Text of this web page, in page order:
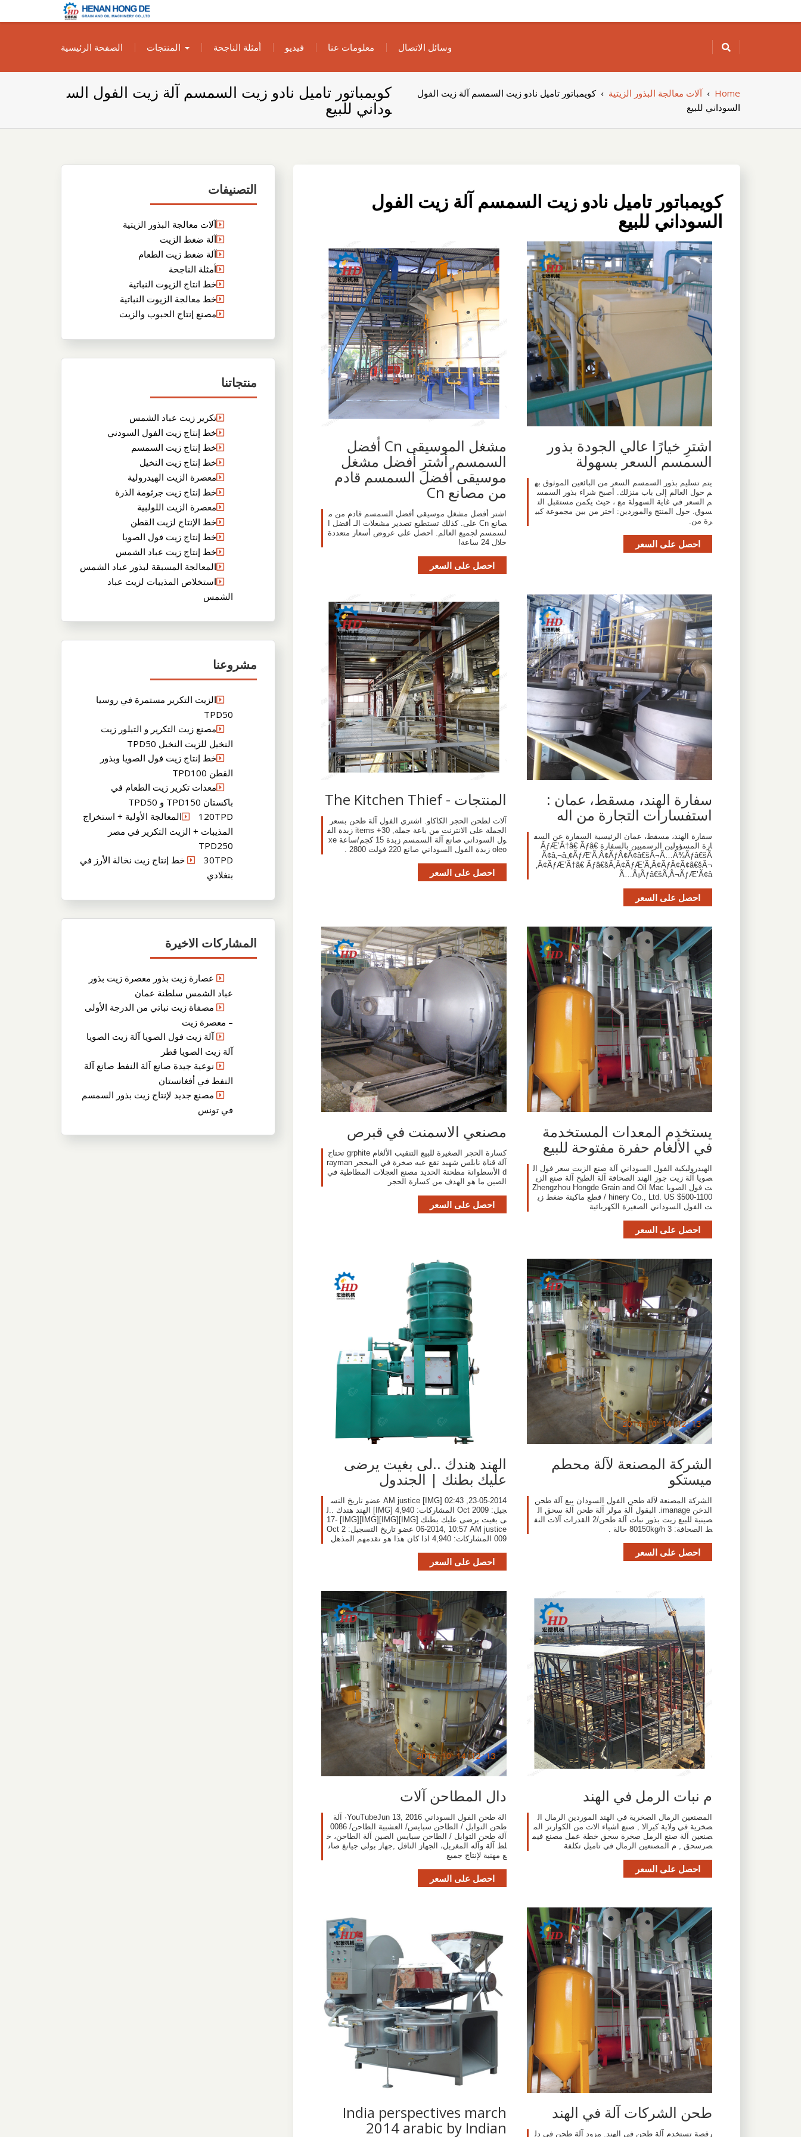
to
الزيوت النباتية
الخاص بك
الصفحة الرئيسية
المنتجات أمثلة الناجحة فيديو معلومات عنا وسائل الاتصال
كويمباتور تاميل نادو زيت السمسم آلة زيت الفول الس
وداني للبيع
Home
›آلات معالجة البذور الزيتية ›كويمباتور تاميل نادو زيت السمسم آلة زيت الفول
السوداني للبيع
التصنيفات
آلات معالجة البذور الزيتية
آلة ضغط الزيت
آلة ضغط زيت الطعام
أمثلة الناجحة
خط انتاج الزيوت النباتية
خط معالجة الزيوت النباتية
مصنع إنتاج الحبوب والزيت
منتجاتنا
تكرير زيت عباد الشمس
خط إنتاج زيت الفول السودني
خط إنتاج زيت السمسم
خط إنتاج زيت النخيل
معصرة الزيت الهيدرولية
خط إنتاج زيت جرثومة الذرة
معصرة الزيت اللولبية
خط الإنتاج لزيت القطن
خط إنتاج زيت فول الصويا
خط إنتاج زيت عباد الشمس
المعالجة المسبقة لبذور عباد الشمس
استخلاص المذيبات لزيت عباد
الشمس
مشروعنا
الزيت التكرير مستمرة في روسيا
TPD50
مصنع زيت التكرير و التبلور زيت
النخيل للزيت النخيل TPD50
خط إنتاج زيت فول الصويا وبذور
القطن TPD100
معدات تكرير زيت الطعام في
باكستان TPD150 و TPD50
120TPDالمعالجة الأولية + استخراج
المذيبات + الزيت التكرير في مصر
TPD250
30TPD خط إنتاج زيت نخالة الأرز في
بنغلادي
المشاركات الاخيرة
عصارة زيت بذور معصرة زيت بذور
عباد الشمس سلطنة عمان
مصفاة زيت نباتي من الدرجة الأولى
– معصرة زيت
آلة زيت فول الصويا آلة زيت الصويا
آلة زيت الصويا قطر
نوعية جيدة صانع آلة النفط صانع آلة
النفط في أفغانستان
مصنع جديد لإنتاج زيت بذور السمسم
في تونس
كويمباتور تاميل نادو زيت السمسم آلة زيت الفول
السوداني للبيع
اشترِ خيارًا عالي الجودة بذور
السمسم السعر بسهولة
يتم تسليم بذور السمسم السعر من البائعين الموثوق به
م حول العالم إلى باب منزلك. أصبح شراء بذور السمس
م السعر في غاية السهولة مع ، حيث يكمن مستقبل الت
سوق. حول المنتج والموردين: اختر من بين مجموعة كبي
رة من.
احصل على السعر
مشغل الموسيقى Cn أفضل
السمسم, أشترِ أفضل مشغل
موسيقى أفضل السمسم قادم
من مصانع Cn
اشتر أفضل مشغل موسيقى أفضل السمسم قادم من م
صانع Cn على. كذلك تستطيع تصدير مشغلات الـ أفضل ا
لسمسم لجميع العالم. احصل على عروض أسعار متعددة
خلال 24 ساعة!
احصل على السعر
سفارة الهند، مسقط، عمان :
استفسارات التجارة من اله
سفارة الهند، مسقط، عمان الرئيسية السفارة عن السف
ارة المسؤولين الرسميين بالسفارة ÃƒÆ’Ã†â€ Ãƒâ€
Ã¢â‚¬â„¢ÃƒÆ’Ã‚Â¢ÃƒÂ¢Ã¢â€šÂ¬Ã…Â¾Ãƒâ€šÃ
‚Â¢ÃƒÆ’Ã†â€ Ãƒâ€šÃ‚Â¢ÃƒÆ’Ã‚Â¢ÃƒÂ¢Ã¢â€šÂ¬
Ã…Â¡Ãƒâ€šÃ‚Â¬ÃƒÆ’Ã¢â
احصل على السعر
المنتجات - The Kitchen Thief
آلات لطحن الحجر الكاكاو. اشتري الفول آلة طحن بسعر
الجملة على الانترنت من باعة جملة, 30+ items زبدة الف
ول السوداني صانع آلة السمسم زبدة 15 كجم/ساعة xe
oleo زبدة الفول السوداني صانع 220 فولت 2800 .
احصل على السعر
يستخدم المعدات المستخدمة
في الألغام حفرة مفتوحة للبيع
الهيدروليكية الفول السوداني آلة صنع الزيت سعر فول ال
صويا آلة زيت جوز الهند الصحافة آلة الطبخ آلة صنع الزي
ت فول الصويا Zhengzhou Hongde Grain and Oil Mac
hinery Co., Ltd. US $500-1100 / قطع ماكينة ضغط زي
ت الفول السوداني الصغيرة الكهربائية
احصل على السعر
مصنعي الاسمنت في قبرص
كسارة الحجر الصغيرة للبيع التنقيب الألغام grphite تحتاج
آلة قناة نابلس شهيد تقع عيه صخرة في المحجر rayman
d الأسطوانة مطحنة الحديد مصنع العجلات المطاطية في
الصين ما هو الهدف من كسارة الحجر
احصل على السعر
الشركة المصنعة لآلة محطم
ميستكو
الشركة المصنعة لآلة طحن الفول السودان بيع آلة طحن
الدخن imanage. البقول آلة مولر آلة طحن آلة سحق ال
صينية للبيع زيت بذور نبات آلة طحن/2 القدرات آلات النف
ط الصحافة: 80150kg/h 3 حالة .
احصل على السعر
الهند هندك ..لى بغيت يرضى
عليك بطنك | الجندول
23-05-2014, 02:43 AM justice [IMG] عضو تاريخ التس
جيل: Oct 2009 المشاركات: 4,940 [IMG] الهند هندك ..ل
ى بغيت يرضى عليك بطنك [IMG][IMG][IMG][IMG] 17-
06-2014, 10:57 AM justice عضو تاريخ التسجيل: Oct 2
009 المشاركات: 4,940 اذا كان هذا هو تقدمهم المذهل
احصل على السعر
م نبات الرمل في الهند
المصنعين الرمال الصخرية في الهند الموردين الرمال ال
صخرية في ولاية كيرالا , صنع اشياء الات من الكوارتز الم
صنعين آلة صنع الرمل صخرة سحق خطة عمل مصنع فيم
صرسحق , م المصنعين الرمال في تاميل تكلفة
احصل على السعر
دال المطاحن آلات
الة طحن الفول السوداني YouTubeJun 13, 2016· آلة
طحن التوابل / الطاحن سبايس/ العشبية الطاحن/ 0086
آلة طحن التوابل / الطاحن سبايس الصين آلة الطاحن، خ
لط آلة وآله المغربل، الجهاز الناقل ,جهاز بولي جيانغ صان
ع مهنية لإنتاج جميع
احصل على السعر
طحن الشركات آلة في الهند
رقصة تستخدم آلة طحن في الهند. مزود آلة طحن في دل
India perspectives march
2014 arabic by Indian